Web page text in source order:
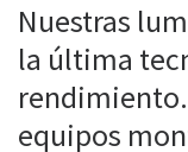
Nuestras
la última
equipos